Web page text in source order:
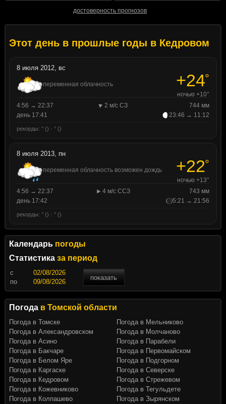
достоверность прогнозов
Этот день в прошлые годы в Кедровом
8 июля 2012, вс
переменная облачность +24°
ночью +10°
4:56 → 22:37
2 м/с СЗ
744 мм
день 17:41
23:46 → 11:12
рекорды: ° () · ° ()
8 июля 2013, пн
переменная облачность возможен дождь +22°
ночью +13°
4:56 → 22:37
4 м/с ССЗ
743 мм
день 17:42
5:21 → 21:56
рекорды: ° () · ° ()
Календарь погоды
Статистика за период
c
показать
по
Погода в Томской области
Погода в Томске
Погода в Александровском
Погода в Асино
Погода в Бакчаре
Погода в Белом Яре
Погода в Каргаске
Погода в Кедровом
Погода в Кожевниково
Погода в Колпашево
Погода в Мельниково
Погода в Молчаново
Погода в Парабели
Погода в Первомайском
Погода в Подгорном
Погода в Северске
Погода в Стрежевом
Погода в Тегульдете
Погода в Зырянском